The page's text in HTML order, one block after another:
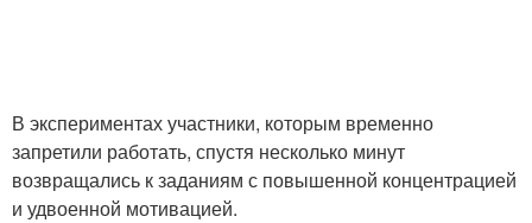
В экспериментах участники, которым временно
запретили работать, спустя несколько минут
возвращались к заданиям с повышенной концентрацией
и удвоенной мотивацией.